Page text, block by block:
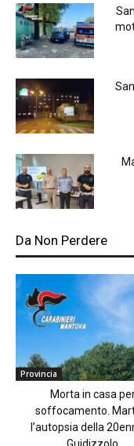
Da Non Perdere
Provincia
Morta in casa
soffocamento.
l’autopsia della
Guidizzolo